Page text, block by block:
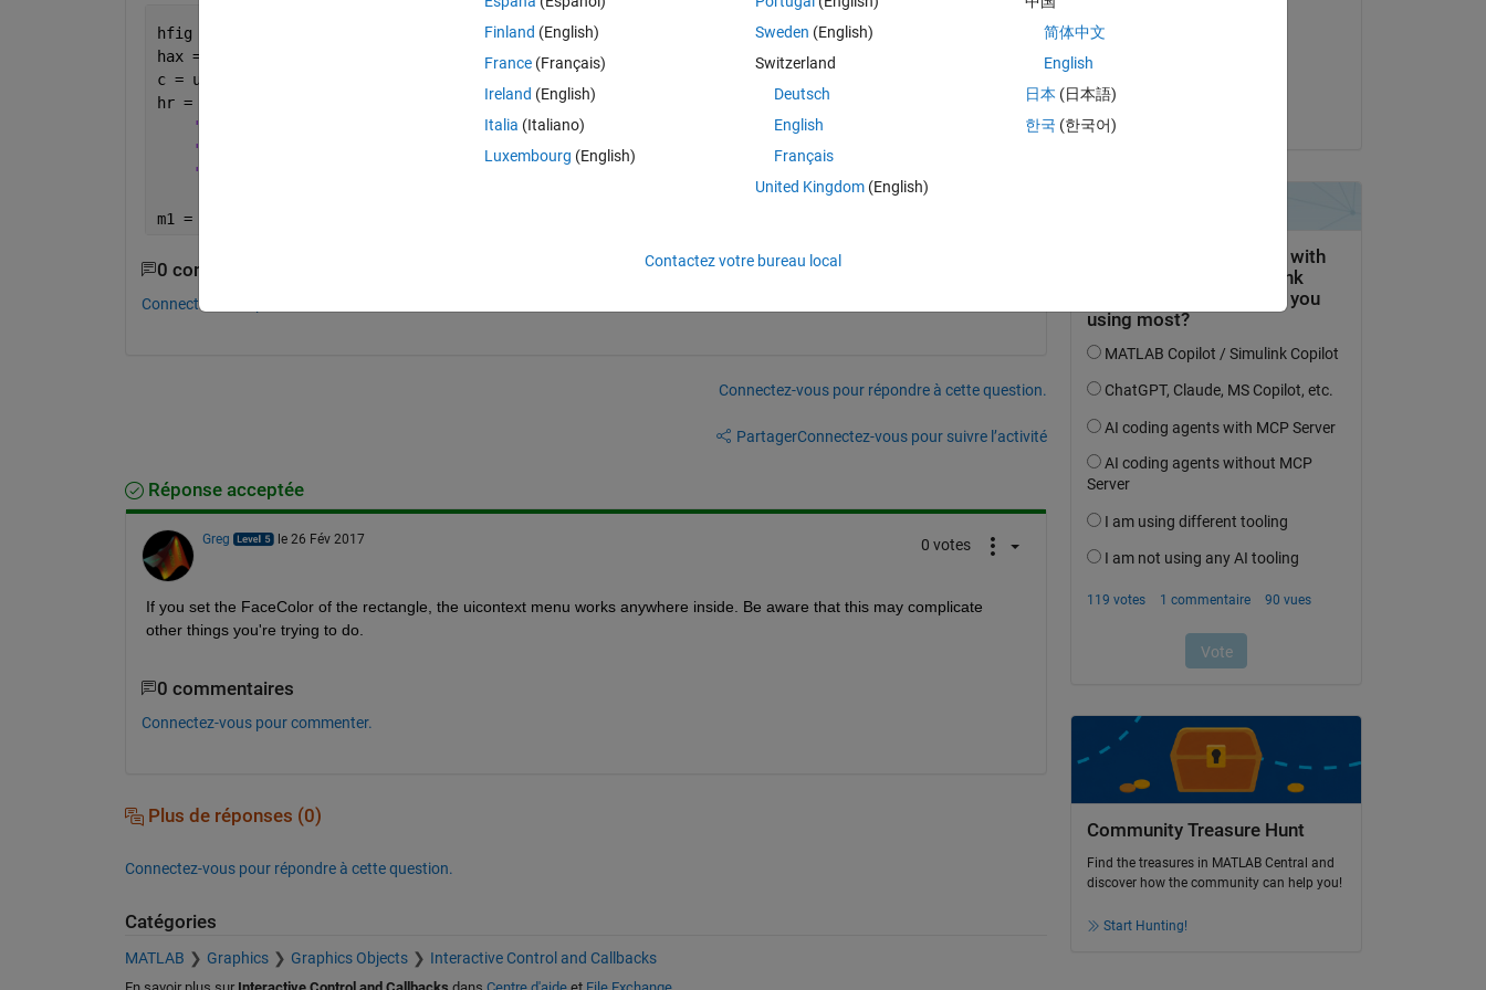
hfig = figure;
hax = axes(
, [0 3]);
c = uicontextmenu;
hr = rectangle(
...
'Curvature'
'Parent'
'UIContextMenu'
m1 = uimenu(c);
0 commentaires
Connectez-vous pour commenter.
Connectez-vous pour répondre à cette question.
PartagerConnectez-vous pour suivre l’activité
Réponse acceptée
Greg le 26 Fév 2017 0 votes
If you set the FaceColor of the rectangle, the uicontext menu works anywhere inside. Be aware that this may complicate
other things you're trying to do.
0 commentaires
Connectez-vous pour commenter.
Plus de réponses (0)
Connectez-vous pour répondre à cette question.
Catégories
MATLAB Graphics Graphics Objects Interactive Control and Callbacks
le 26 Fév 2017
Acceptée :
Community Treasure Hunt
Find the treasures in MATLAB Central and
discover how the community can help you!
Start Hunting!
Finland (English)
France (Français)
Ireland (English)
Italia (Italiano)
Luxembourg (English)
Sweden (English)
Switzerland
Deutsch
English
Français
United Kingdom(English)
简体中文
English
日本 (日本語)
한국 (한국어)
Contactez votre bureau local